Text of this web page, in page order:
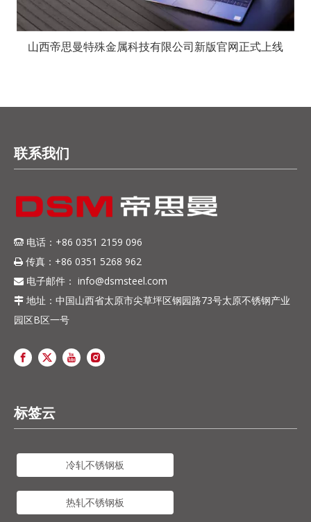
山西帝思曼特殊金属科技有限公司新版官网正式上线
联系我们
 电话：+86 0351 2159 096
 传真：+86 0351 5268 962
 电子邮件： info@dsmsteel.com
 地址：中国山西省太原市尖草坪区钢园路73号太原不锈钢产业
园区B区一号
标签云
冷轧不锈钢板
热轧不锈钢板